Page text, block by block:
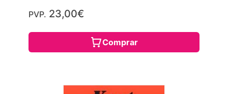
PVP. 23,00€
Comprar